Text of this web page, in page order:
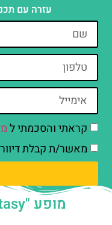
עזרה עם
קראתי והסכמתי ל
מאשר/ת קבלת דיוור
מופע "Fantasy" במלון לוקסור